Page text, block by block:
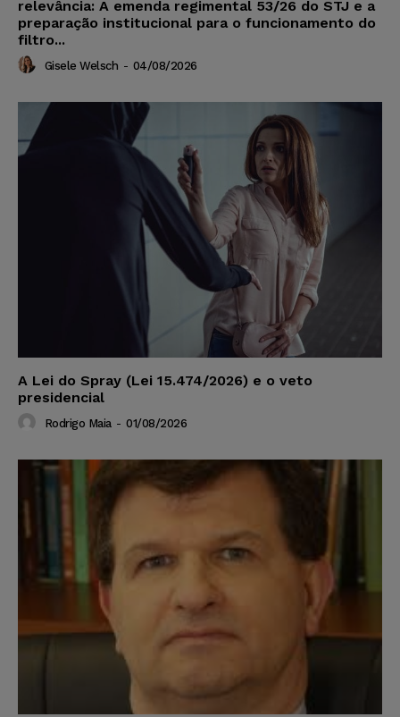
relevância: A emenda regimental 53/26 do STJ e a
preparação institucional para o funcionamento do
filtro...
Gisele Welsch - 04/08/2026
A Lei do Spray (Lei 15.474/2026) e o veto
presidencial
Rodrigo Maia - 01/08/2026